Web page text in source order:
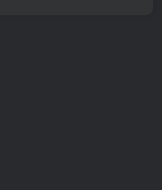
共筑平等职场